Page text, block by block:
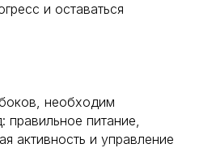
и оставаться
необходим
правильное питание,
активность и управление